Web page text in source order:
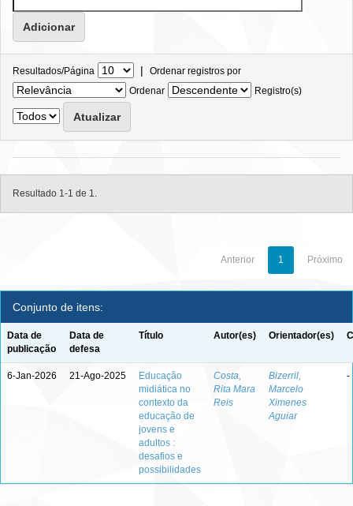
Resultados/Página | Ordenar registros por
Ordenar
Registro(s)
Resultado 1-1 de 1.
Anterior 1 Próximo
Conjunto de itens:
Data de
publicação
Data de
defesa
Título Autor(es) Orientador(es)
6-Jan-2026 21-Ago-2025
Educação
midiática no
contexto da
educação de
jovens e
adultos :
desafios e
possibilidades
Costa,
Rita Mara
Reis
Bizerril,
Marcelo
Ximenes
Aguiar
-